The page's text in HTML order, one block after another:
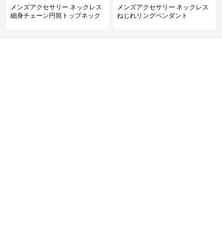
メンズアクセサリー ネックレス
細身チェーン円筒トップネック
メンズアクセサリー ネックレス
ねじれリングペンダント